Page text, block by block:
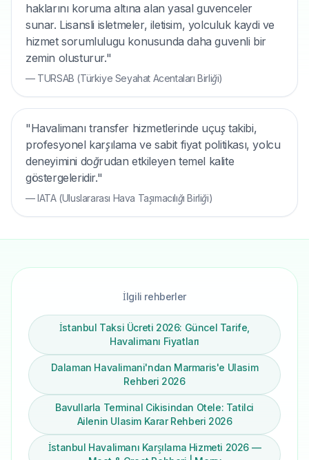
haklarını koruma altına alan yasal guvenceler
sunar. Lisansli isletmeler, iletisim, yolculuk kaydi ve
hizmet sorumlulugu konusunda daha guvenli bir
zemin olusturur."
— TURSAB (Türkiye Seyahat Acentaları Birliği)
"Havalimanı transfer hizmetlerinde uçuş takibi,
profesyonel karşılama ve sabit fiyat politikası, yolcu
deneyimini doğrudan etkileyen temel kalite
göstergeleridir."
—IATA (Uluslararası Hava Taşımacılığı Birliği)
İlgili rehberler
İstanbul Taksi Ücreti 2026: Güncel Tarife,
Havalimanı Fiyatları
Dalaman Havalimani'ndan Marmaris'e Ulasim
Rehberi 2026
Bavullarla Terminal Cikisindan Otele: Tatilci
Ailenin Ulasim Karar Rehberi 2026
İstanbul Havalimanı Karşılama Hizmeti 2026 —